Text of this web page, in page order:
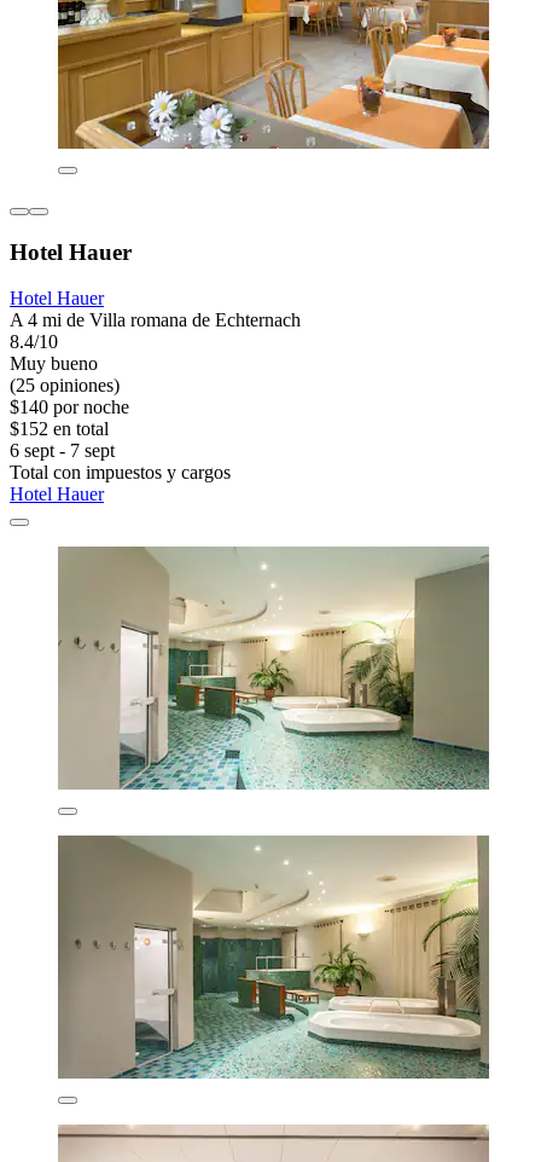
Hotel Hauer
Hotel Hauer
A 4 mi de Villa romana de Echternach
8.4/10
Muy bueno
(25 opiniones)
$140 por noche
$152 en total
6 sept - 7 sept
Total con impuestos y cargos
Hotel Hauer